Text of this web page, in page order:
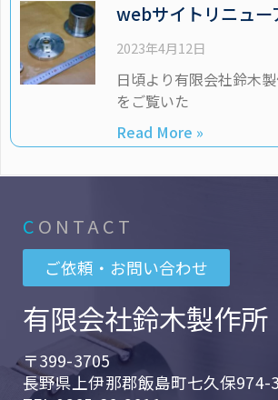
webサイトリニュー
2023年4月12日
日頃より有限会社鈴木
をご覧いた
Read More »
C ONTACT
ご依頼・お問い合わせ
有限会社鈴木製作所
〒399-3705
長野県上伊那郡飯島町七久保974-3